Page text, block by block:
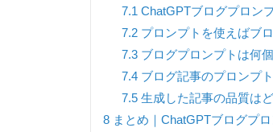
7.1 ChatGPTブログプロン
7.2プロンプトを使えばブ
7.3ブログプロンプトは何
7.4ブログ記事のプロンプ
7.5生成した記事の品質は
8 まとめ｜ChatGPTブログプ